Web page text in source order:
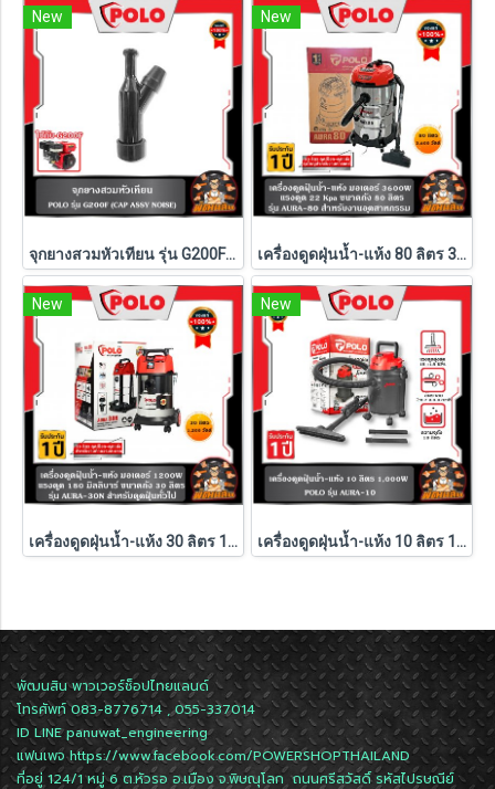
New
จุกยางสวมหัวเทียน รุ่น G200F POLO (CAP ASSY NOISE)จุกยางสวมหัวเทียน รุ่น G200F POLO (CAP ASSY NOISE)
New
เครื่องดูดฝุ่นน้ำ-แห้ง 80 ลิตร 3,600W AURA-80 POLO (รับประกันศูนย์ 1 ปี)
New
เครื่องดูดฝุ่นน้ำ-แห้ง 30 ลิตร 1,200W AURA-30 POLO (รับประกันศูนย์ 1 ปี)
New
เครื่องดูดฝุ่นน้ำ-แห้ง 10 ลิตร 1,000W AURA-10 POLO (รับประกันศูนย์ 1 ปี)
พัฒนสิน พาวเวอร์ช็อปไทยแลนด์
โทรศัพท์ 083-8776714 , 055-337014
ID LINEpanuwat_engineering
แฟนเพจhttps://www.facebook.com/POWERSHOPTHAILAND
ที่อยู่ 124/1 หมู่ 6 ต.หัวรอ อ.เมือง จ.พิษณุโลก ถนนศรีสวัสดิ์ รหัสไปรษณีย์